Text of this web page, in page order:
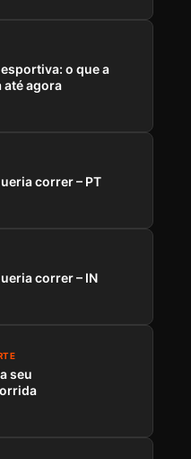
o que a
até agora
correr – PT
correr – IN
seu